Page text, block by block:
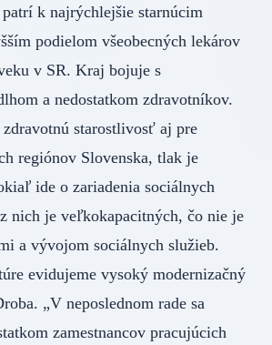
k najrýchlejšie starnúcim
podielom všeobecných lekárov
v SR. Kraj bojuje s
a nedostatkom zdravotníkov.
starostlivosť aj pre
regiónov Slovenska, tlak je
ide o zariadenia sociálnych
nich je veľkokapacitných, čo nie je
a vývojom sociálnych služieb.
evidujeme vysoký modernizačný
„V neposlednom rade sa
zamestnancov pracujúcich